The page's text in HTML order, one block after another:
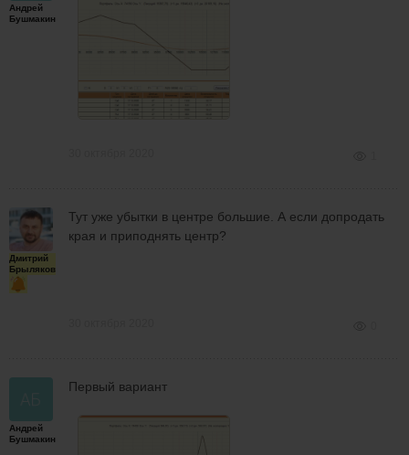
Андрей
Бушмакин
Дмитрий
Брыляков
Тут уже убытки в центре большие. А если допродать
края и приподнять центр?
Андрей
Бушмакин
Первый вариант